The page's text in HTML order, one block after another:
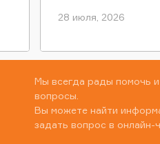
28 июля, 2026
Мы всегда рады помочь
вопросы.
Вы можете найти
задать вопрос в онлайн-